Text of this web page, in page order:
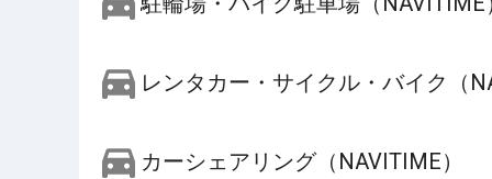
レンタカー・サイクル・バイク（
カーシェアリング（NAVITIME）